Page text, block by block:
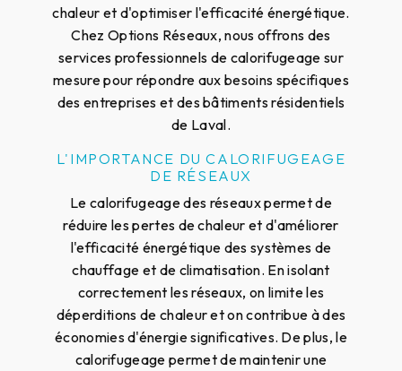
chaleur et d'optimiser l'efficacité énergétique.
Chez Options Réseaux, nous offrons des
services professionnels de calorifugeage sur
mesure pour répondre aux besoins spécifiques
des entreprises et des bâtiments résidentiels
de Laval.
L'IMPORTANCE DU CALORIFUGEAGE
DE RÉSEAUX
Le calorifugeage des réseaux permet de
réduire les pertes de chaleur et d'améliorer
l'efficacité énergétique des systèmes de
chauffage et de climatisation. En isolant
correctement les réseaux, on limite les
déperditions de chaleur et on contribue à des
économies d'énergie significatives. De plus, le
calorifugeage permet de maintenir une